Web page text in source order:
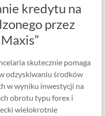
kredytu na
przez
skutecznie pomaga
odzyskiwaniu środków
w wyniku inwestycji na
obrotu typu forex i
wielokrotnie